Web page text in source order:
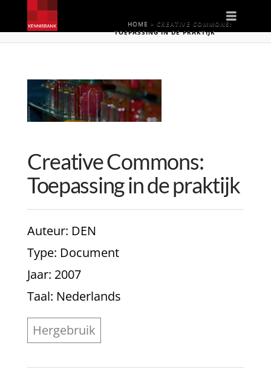
HOME » CREATIVE COMMONS:
TOEPASSING IN DE PRAKTIJK
Creative Commons:
Toepassing in de praktijk
Auteur: DEN
Type: Document
Jaar: 2007
Taal: Nederlands
Hergebruik